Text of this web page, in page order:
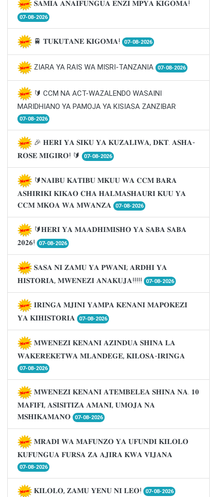
𝐒𝐀𝐌𝐈𝐀 𝐀𝐍𝐀𝐈𝐅𝐔𝐍𝐆𝐔𝐀 𝐄𝐍𝐙𝐈 𝐌𝐏𝐘𝐀 𝐊𝐈𝐆𝐎𝐌𝐀!
07-08-2026
🚆 𝐓𝐔𝐊𝐔𝐓𝐀𝐍𝐄 𝐊𝐈𝐆𝐎𝐌𝐀! 07-08-2026
ZIARA YA RAIS WA MISRI-TANZANIA 07-08-2026
🔰 CCM NA ACT-WAZALENDO WASAINI
MARIDHIANO YA PAMOJA YA KISIASA ZANZIBAR
07-08-2026
🎉 𝐇𝐄𝐑𝐈 𝐘𝐀 𝐒𝐈𝐊𝐔 𝐘𝐀 𝐊𝐔𝐙𝐀𝐋𝐈𝐖𝐀, 𝐃𝐊𝐓. 𝐀𝐒𝐇𝐀-
𝐑𝐎𝐒𝐄 𝐌𝐈𝐆𝐈𝐑𝐎! 🔰
07-08-2026
🔰𝐍𝐀𝐈𝐁𝐔 𝐊𝐀𝐓𝐈𝐁𝐔 𝐌𝐊𝐔𝐔 𝐖𝐀 𝐂𝐂𝐌 𝐁𝐀𝐑𝐀
𝐀𝐒𝐇𝐈𝐑𝐈𝐊𝐈 𝐊𝐈𝐊𝐀𝐎 𝐂𝐇𝐀 𝐇𝐀𝐋𝐌𝐀𝐒𝐇𝐀𝐔𝐑𝐈 𝐊𝐔𝐔 𝐘𝐀
𝐂𝐂𝐌 𝐌𝐊𝐎𝐀 𝐖𝐀 𝐌𝐖𝐀𝐍𝐙𝐀
07-08-2026
🔰𝐇𝐄𝐑𝐈 𝐘𝐀 𝐌𝐀𝐀𝐃𝐇𝐈𝐌𝐈𝐒𝐇𝐎 𝐘𝐀 𝐒𝐀𝐁𝐀 𝐒𝐀𝐁𝐀
𝟐𝟎𝟐𝟔!
07-08-2026
𝐒𝐀𝐒𝐀 𝐍𝐈 𝐙𝐀𝐌𝐔 𝐘𝐀 𝐏𝐖𝐀𝐍𝐈; 𝐀𝐑𝐃𝐇𝐈 𝐘𝐀
𝐇𝐈𝐒𝐓𝐎𝐑𝐈𝐀, 𝐌𝐖𝐄𝐍𝐄𝐙𝐈 𝐀𝐍𝐀𝐊𝐔𝐉𝐀!!!!!
07-08-2026
𝐈𝐑𝐈𝐍𝐆𝐀 𝐌𝐉𝐈𝐍𝐈 𝐘𝐀𝐌𝐏𝐀 𝐊𝐄𝐍𝐀𝐍𝐈 𝐌𝐀𝐏𝐎𝐊𝐄𝐙𝐈
𝐘𝐀 𝐊𝐈𝐇𝐈𝐒𝐓𝐎𝐑𝐈𝐀
07-08-2026
𝐌𝐖𝐄𝐍𝐄𝐙𝐈 𝐊𝐄𝐍𝐀𝐍𝐈 𝐀𝐙𝐈𝐍𝐃𝐔𝐀 𝐒𝐇𝐈𝐍𝐀 𝐋𝐀
𝐖𝐀𝐊𝐄𝐑𝐄𝐊𝐄𝐓𝐖𝐀 𝐌𝐋𝐀𝐍𝐃𝐄𝐆𝐄, 𝐊𝐈𝐋𝐎𝐒𝐀-𝐈𝐑𝐈𝐍𝐆𝐀
07-08-2026
𝐌𝐖𝐄𝐍𝐄𝐙𝐈 𝐊𝐄𝐍𝐀𝐍𝐈 𝐀𝐓𝐄𝐌𝐁𝐄𝐋𝐄𝐀 𝐒𝐇𝐈𝐍𝐀 𝐍𝐀. 𝟏𝟎
𝐌𝐀𝐅𝐈𝐅𝐈, 𝐀𝐒𝐈𝐒𝐈𝐓𝐈𝐙𝐀 𝐀𝐌𝐀𝐍𝐈, 𝐔𝐌𝐎𝐉𝐀 𝐍𝐀
𝐌𝐒𝐇𝐈𝐊𝐀𝐌𝐀𝐍𝐎
07-08-2026
𝐌𝐑𝐀𝐃𝐈 𝐖𝐀 𝐌𝐀𝐅𝐔𝐍𝐙𝐎 𝐘𝐀 𝐔𝐅𝐔𝐍𝐃𝐈 𝐊𝐈𝐋𝐎𝐋𝐎
𝐊𝐔𝐅𝐔𝐍𝐆𝐔𝐀 𝐅𝐔𝐑𝐒𝐀 𝐙𝐀 𝐀𝐉𝐈𝐑𝐀 𝐊𝐖𝐀 𝐕𝐈𝐉𝐀𝐍𝐀
07-08-2026
𝐊𝐈𝐋𝐎𝐋𝐎, 𝐙𝐀𝐌𝐔 𝐘𝐄𝐍𝐔 𝐍𝐈 𝐋𝐄𝐎! 07-08-2026